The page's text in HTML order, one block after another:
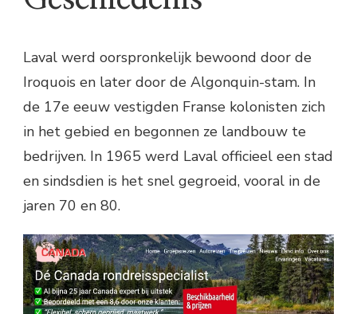
Laval werd oorspronkelijk bewoond door de
Iroquois en later door de Algonquin-stam. In
de 17e eeuw vestigden Franse kolonisten zich
in het gebied en begonnen ze landbouw te
bedrijven. In 1965 werd Laval officieel een stad
en sindsdien is het snel gegroeid, vooral in de
jaren 70 en 80.